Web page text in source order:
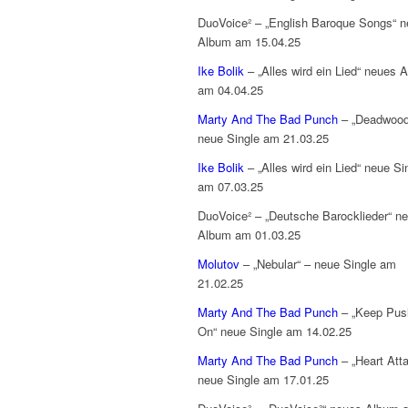
DuoVoice² – „English Baroque Songs“
Album am 15.04.25
Ike Bolik – „Alles wird ein Lied“ neues
am 04.04.25
Marty And The Bad Punch –
neue Single am 21.03.25
Ike Bolik – „Alles wird ein Lied“ neue
am 07.03.25
DuoVoice² – „Deutsche Barocklieder“
Album am 01.03.25
Molutov – „Nebular“ – neue Single am
21.02.25
Marty And The Bad Punch – „Keep
On“ neue Single am 14.02.25
Marty And The Bad Punch – „Heart
neue Single am 17.01.25